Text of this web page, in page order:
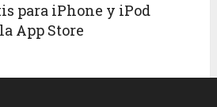
para iPhone y iPod
App Store